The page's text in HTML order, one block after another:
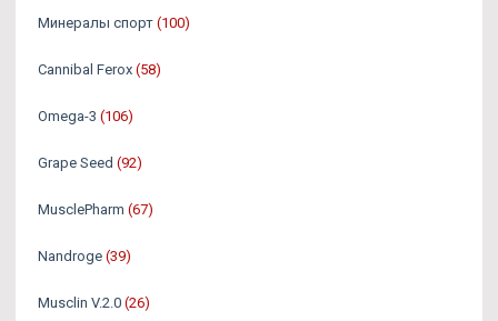
Минералы спорт (100)
Cannibal Ferox (58)
Omega-3 (106)
Grape Seed (92)
MusclePharm (67)
Nandroge (39)
Musclin V.2.0 (26)